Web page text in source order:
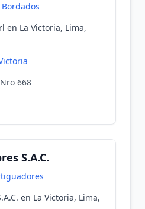
Bordados
en La Victoria, Lima,
668
S.A.C.
en La Victoria, Lima,